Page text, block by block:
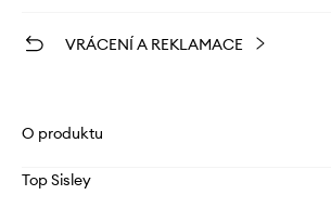
VRÁCENÍ A REKLAMACE
O produktu
Top Sisley